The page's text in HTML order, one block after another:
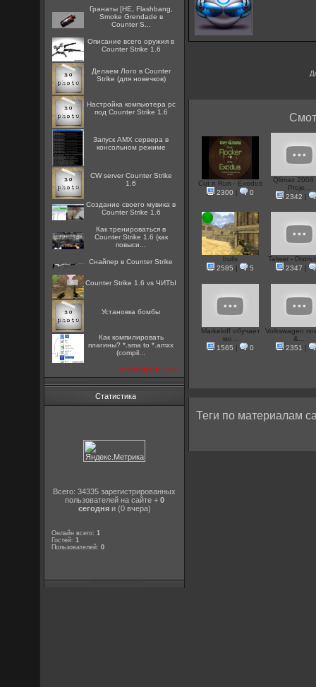
Гранаты [HE, Flashbang,
Smoke Grendade в
Counter S...
Описание всего оружия в
Counter Strike 1.6
Делаем Лого в Counter
Strike (для новечков)
Настройка компьютера pc
под Counter Strike 1.6
Запуск AMX сервера в
консольном режиме
CW server Counter Strike
1.6
Создание своего мувика в
Counter Strike 1.6
Как тренироваться в
Counter Strike 1.6 (как
повыси...
Снайпер в Counter Strike
Counter Strike 1.6 vs ЧИТЫ
Установка бомбы
Как компилировать
плагины? *.sma to *.amxx
(compil...
посмотреть все
Статистика
Всего: 34335 зарегистрированных
пользователей на сайте + 0
сегодняи (0 вчера)
Онлайн всего:1
Гостей:1
Пользователей:0
Cut n Run - Exodus
2300 | 0
Qlimax 2008
Proje...
2342 |
bulls
2585 | 5
Talwar -
2347 |
Markeloff обучает
мо...
1565 | 0
Volkswagen
&...
2351 |
Теги по материалам